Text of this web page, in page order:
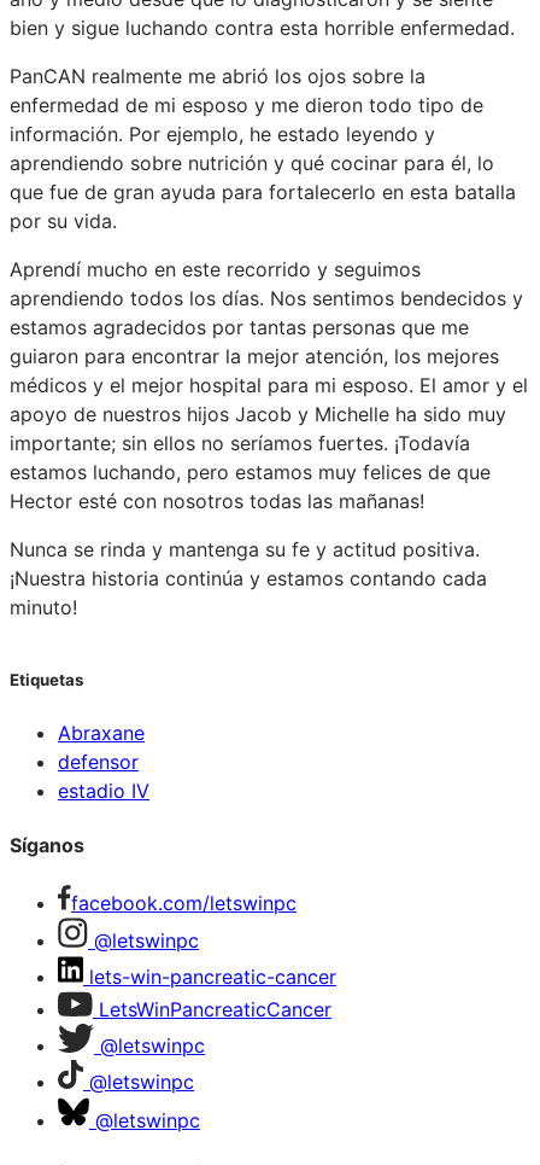
bien y sigue luchando contra esta horrible enfermedad.
PanCAN realmente me abrió los ojos sobre la
enfermedad de mi esposo y me dieron todo tipo de
información. Por ejemplo, he estado leyendo y
aprendiendo sobre nutrición y qué cocinar para él, lo
que fue de gran ayuda para fortalecerlo en esta batalla
por su vida.
Aprendí mucho en este recorrido y seguimos
aprendiendo todos los días. Nos sentimos bendecidos y
estamos agradecidos por tantas personas que me
guiaron para encontrar la mejor atención, los mejores
médicos y el mejor hospital para mi esposo. El amor y el
apoyo de nuestros hijos Jacob y Michelle ha sido muy
importante; sin ellos no seríamos fuertes. ¡Todavía
estamos luchando, pero estamos muy felices de que
Hector esté con nosotros todas las mañanas!
Nunca se rinda y mantenga su fe y actitud positiva.
¡Nuestra historia continúa y estamos contando cada
minuto!
Etiquetas
Abraxane
defensor
estadio IV
Síganos
facebook.com/letswinpc
@letswinpc
lets-win-pancreatic-cancer
LetsWinPancreaticCancer
@letswinpc
@letswinpc
@letswinpc